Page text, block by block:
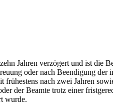
Jahren verzögert und ist die
oder nach Beendigung der
nach zwei Jahren
der Beamte trotz einer
wurde.